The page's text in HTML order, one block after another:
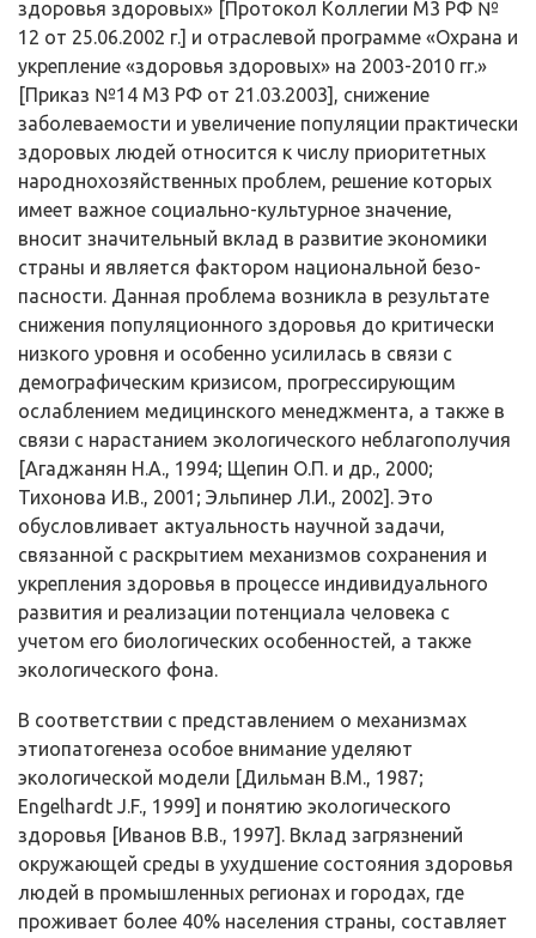
здоровья здо­ровых» [Протокол Коллегии М3 РФ №
12 от 25.06.2002 г.] и отраслевой про­грамме «Охрана и
укрепление «здоровья здоровых» на 2003-2010 гг.»
[Приказ №14 М3 РФ от 21.03.2003], снижение
заболеваемости и увеличе­ние популяции практически
здоровых людей относится к числу при­оритетных
народнохозяйственных проблем, решение которых
имеет важное социально-культурное значение,
вносит значительный вклад в развитие экономики
страны и является фактором национальной безо­
пасности. Данная проблема возникла в результате
снижения популя­ционного здоровья до критически
низкого уровня и особенно усили­лась в связи с
демографическим кризисом, прогрессирующим
ослаб­лением медицинского менеджмента, а также в
связи с нарастанием экологического неблагополучия
[Агаджанян Н.А., 1994; Щепин О.П. и др., 2000;
Тихонова И.В., 2001; Эльпинер Л.И., 2002]. Это
обусловливает акту­альность научной задачи,
связанной с раскрытием механизмов сохра­нения и
укрепления здоровья в процессе индивидуального
развития и реализации потенциала человека с
учетом его биологических особен­ностей, а также
экологического фона.
В соответствии с представлением о механизмах
этиопатогенеза особое внимание уделяют
экологической модели [Дильман В.М., 1987;
Engelhardt J.F., 1999] и понятию экологического
здоровья [Иванов В.В., 1997]. Вклад загрязнений
окружающей среды в ухудшение состояния здоровья
людей в промышленных регионах и городах, где
проживает более 40% населения страны, составляет